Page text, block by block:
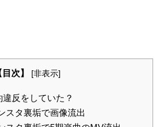
目次】 [非表示]
反をしていた？
タ裏垢で画像流出